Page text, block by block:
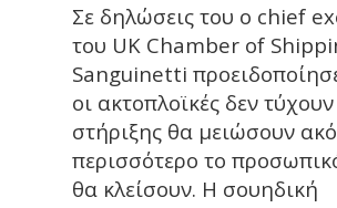
Σε δηλώσεις του ο chief
του UK Chamber of
Sanguinetti
οι ακτοπλοϊκές δεν τύχουν
στήριξης θα μειώσουν
περισσότερο το
θα κλείσουν. Η σουηδική